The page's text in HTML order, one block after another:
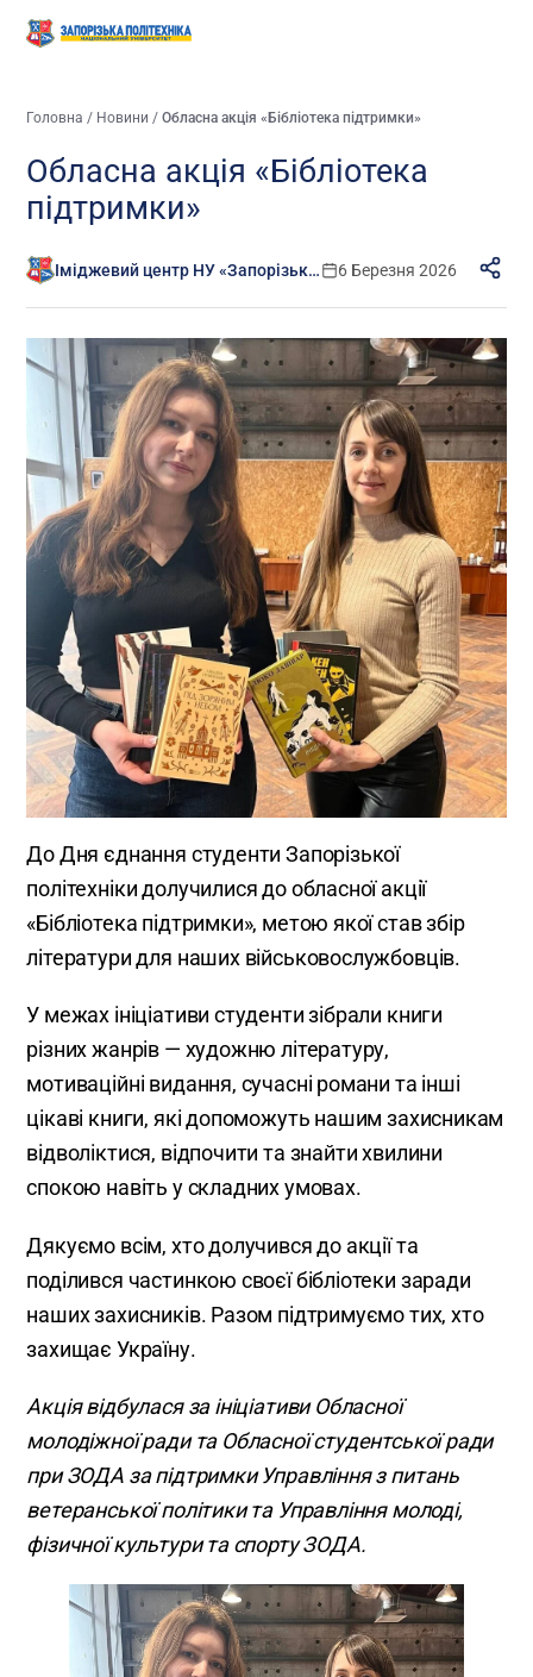
Головна / Новини /Обласна акція «Бібліотека підтримки»
Обласна акція «Бібліотека
підтримки»
Іміджевий центр НУ «Запорізька політехніка» 6 Березня 2026
До Дня єднання студенти Запорізької
політехніки долучилися до обласної акції
«Бібліотека підтримки», метою якої став збір
літератури для наших військовослужбовців.
У межах ініціативи студенти зібрали книги
різних жанрів — художню літературу,
мотиваційні видання, сучасні романи та інші
цікаві книги, які допоможуть нашим захисникам
відволіктися, відпочити та знайти хвилини
спокою навіть у складних умовах.
Дякуємо всім, хто долучився до акції та
поділився частинкою своєї бібліотеки заради
наших захисників. Разом підтримуємо тих, хто
захищає Україну.
Акція відбулася за ініціативи Обласної
молодіжної ради та Обласної студентської ради
при ЗОДА за підтримки Управління з питань
ветеранської політики та Управління молоді,
фізичної культури та спорту ЗОДА.